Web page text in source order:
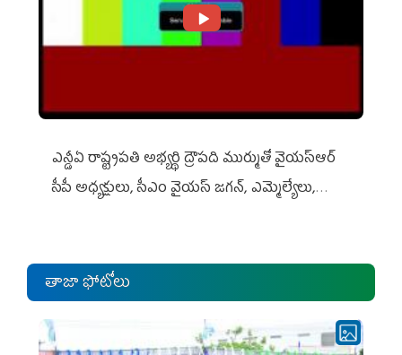
ఎన్డీఏ రాష్ట్ర‌ప‌తి అభ్య‌ర్థి ద్రౌప‌ది ముర్ముతో వైయ‌స్ఆర్
సీపీ అధ్య‌క్షులు, సీఎం వైయ‌స్ జ‌గ‌న్, ఎమ్మెల్యేలు,
తాజా ఫోటోలు